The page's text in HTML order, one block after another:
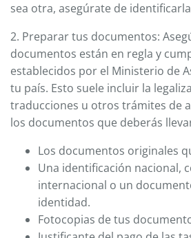
sea otra, asegúrate de
2. Preparar tus documentos:
documentos están en regla y
establecidos por el Ministerio de
tu país. Esto suele incluir la
traducciones u otros trámites de
los documentos que deberás
Los documentos originales
Una identificación nacional,
internacional o un
identidad.
Fotocopias de tus